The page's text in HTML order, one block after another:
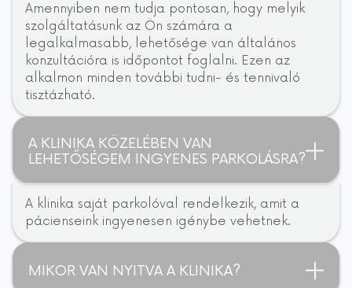
Amennyiben nem tudja pontosan, hogy melyik
szolgáltatásunk az Ön számára a
legalkalmasabb, lehetősége van általános
konzultációra is időpontot foglalni. Ezen az
alkalmon minden további tudni- és tennivaló
tisztázható.
A KLINIKA KÖZELÉBEN VAN
LEHETŐSÉGEM INGYENES PARKOLÁSRA?
A klinika saját parkolóval rendelkezik, amit a
pácienseink ingyenesen igénybe vehetnek.
MIKOR VAN NYITVA A KLINIKA?